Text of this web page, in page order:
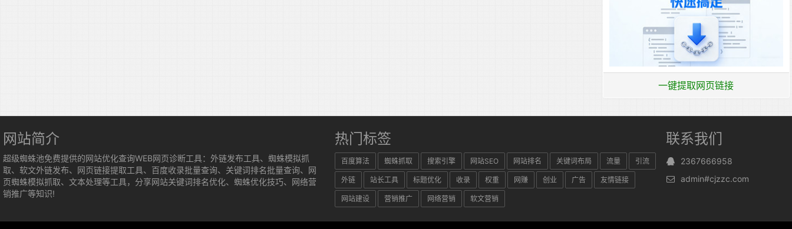
一键提取网页链接
网站简介
超级蜘蛛池免费提供的网站优化查询WEB网页诊断工具：外链发布工具、蜘蛛模拟抓
取、软文外链发布、网页链接提取工具、百度收录批量查询、关键词排名批量查询、网
页蜘蛛模拟抓取、文本处理等工具，分享网站关键词排名优化、蜘蛛优化技巧、网络营
销推广等知识!
热门标签
百度算法 蜘蛛抓取 搜索引擎 网站SEO 网站排名 关键词布局 流量 引流
外链 站长工具 标题优化 收录 权重 网赚 创业 广告 友情链接
网站建设 营销推广 网络营销 软文营销
联系我们
2367666958
admin#cjzzc.com